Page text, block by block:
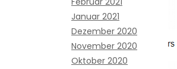
Januar 2021
Dezember 2020
November 2020
Oktober 2020